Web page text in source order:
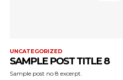
UNCATEGORIZED
SAMPLE POST TITLE 8
Sample post no 8 excerpt.